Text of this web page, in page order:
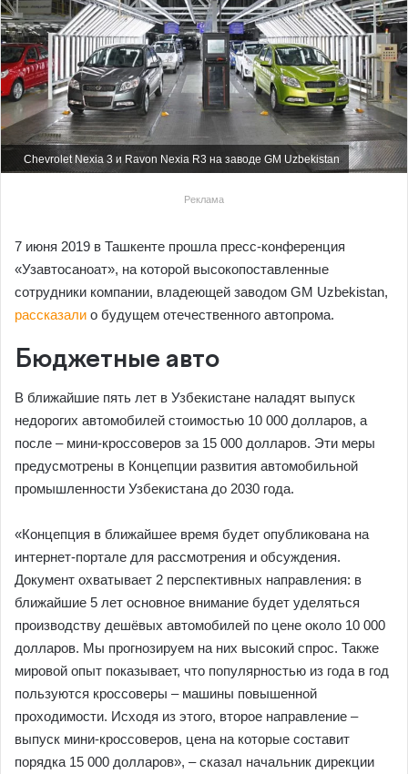
Chevrolet Nexia 3 и Ravon Nexia R3 на заводе GM Uzbekistan
Реклама
7 июня 2019 в Ташкенте прошла пресс-конференция
«Узавтосаноат», на которой высокопоставленные
сотрудники компании, владеющей заводом GM Uzbekistan,
рассказали о будущем отечественного автопрома.
Бюджетные авто
В ближайшие пять лет в Узбекистане наладят выпуск
недорогих автомобилей стоимостью 10 000 долларов, а
после – мини-кроссоверов за 15 000 долларов. Эти меры
предусмотрены в Концепции развития автомобильной
промышленности Узбекистана до 2030 года.
«Концепция в ближайшее время будет опубликована на
интернет-портале для рассмотрения и обсуждения.
Документ охватывает 2 перспективных направления: в
ближайшие 5 лет основное внимание будет уделяться
производству дешёвых автомобилей по цене около 10 000
долларов. Мы прогнозируем на них высокий спрос. Также
мировой опыт показывает, что популярностью из года в год
пользуются кроссоверы – машины повышенной
проходимости. Исходя из этого, второе направление –
выпуск мини-кроссоверов, цена на которые составит
порядка 15 000 долларов», – сказал начальник дирекции